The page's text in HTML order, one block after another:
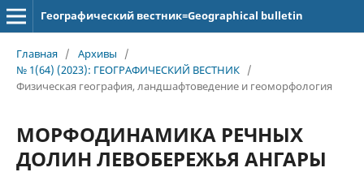
Географический вестник=Geographical bulletin
Главная / Архивы
/
№ 1(64) (2023): ГЕОГРАФИЧЕСКИЙ ВЕСТНИК /
Физическая география, ландшафтоведение и геоморфология
МОРФОДИНАМИКА РЕЧНЫХ
ДОЛИН ЛЕВОБЕРЕЖЬЯ АНГАРЫ